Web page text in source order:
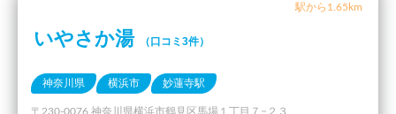
駅から1.65km
いやさか湯 （口コミ3件）
神奈川県 横浜市 妙蓮寺駅
〒230-0076 神奈川県横浜市鶴見区馬場１丁目７−２３